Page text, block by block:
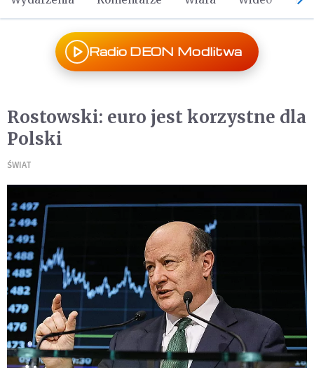
Radio DEON Modlitwa
Rostowski: euro jest korzystne dla
Polski
ŚWIAT